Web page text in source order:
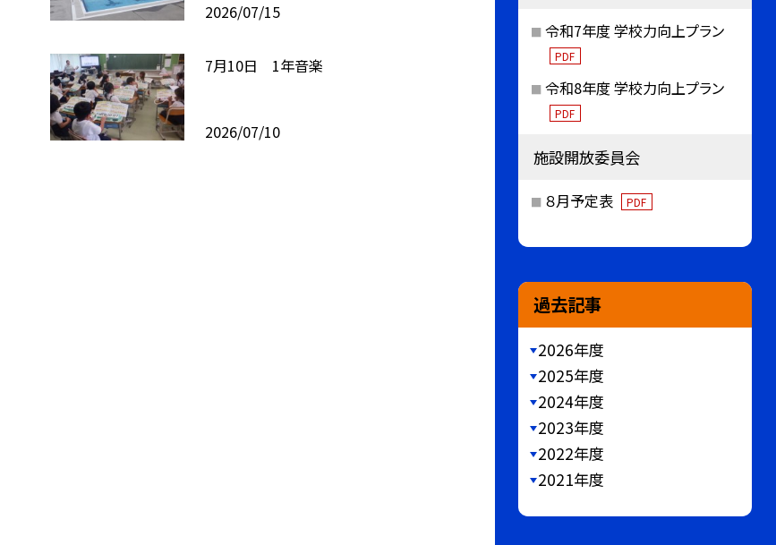
2026/07/15
7月10日 1年音楽
2026/07/10
令和7年度 学校力向上プラン
PDF
令和8年度 学校力向上プラン
PDF
施設開放委員会
８月予定表 PDF
過去記事
2026年度
2025年度
2024年度
2023年度
2022年度
2021年度